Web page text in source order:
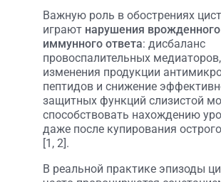
Важную роль в обострениях
играют нарушения врожденного
иммунного ответа: дисбаланс
провоспалительных медиаторов,
изменения продукции
пептидов и снижение
защитных функций слизистой
способствовать нахождению
даже после купирования
[1, 2].
В реальной практике эпизоды